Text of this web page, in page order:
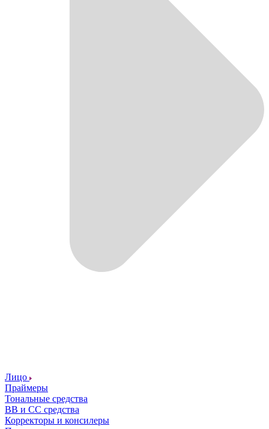
Лицо
Праймеры
Тональные средства
ВВ и СС средства
Корректоры и консилеры